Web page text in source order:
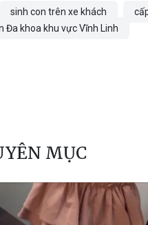
sinh con trên xe khách
Đa khoa khu vực Vĩnh Linh
MỤC